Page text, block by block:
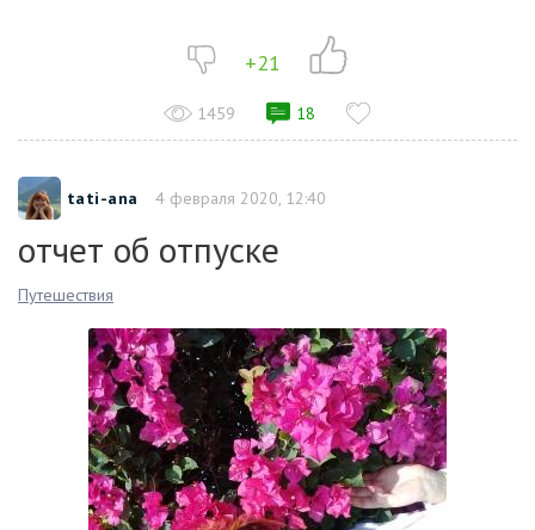
+21
1459 18
tati-ana 4 февраля 2020, 12:40
отчет об отпуске
Путешествия